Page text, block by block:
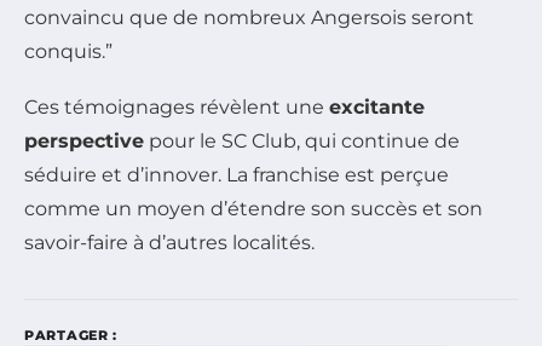
convaincu que de nombreux Angersois seront
conquis.”
Ces témoignages révèlent une excitante
perspective pour le SC Club, qui continue de
séduire et d’innover. La franchise est perçue
comme un moyen d’étendre son succès et son
savoir-faire à d’autres localités.
PARTAGER :